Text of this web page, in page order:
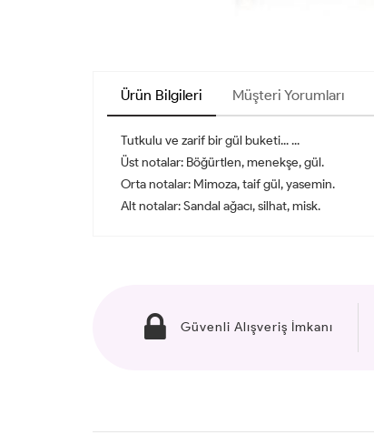
Ürün Bilgileri Müşteri Yorumları
Tutkulu ve zarif bir gül buketi... ...
Üst notalar: Böğürtlen, menekşe, gül.
Orta notalar: Mimoza, taif gül, yasemin.
Alt notalar: Sandal ağacı, silhat, misk.
Güvenli Alışveriş İmkanı